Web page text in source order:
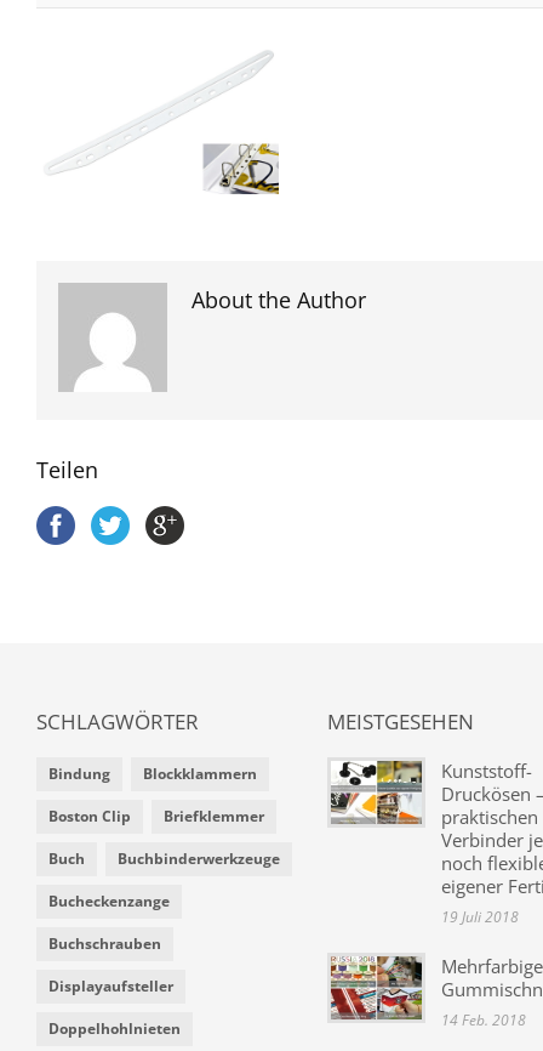
About the Author
Teilen
SCHLAGWÖRTER
Bindung Blockklammern
Boston Clip Briefklemmer
Buch Buchbinderwerkzeuge
Bucheckenzange
Buchschrauben
Displayaufsteller
Doppelhohlnieten
MEISTGESEHEN
Kunststoff-
Druckösen
praktischen
Verbinder
noch
eigener
19 Juli 2018
Mehrfarbige
14 Feb. 2018